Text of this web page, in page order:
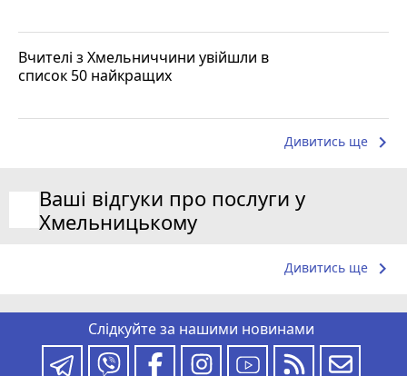
Вчителі з Хмельниччини увійшли в
список 50 найкращих
Дивитись ще keyboard_arrow_right
Ваші відгуки про послуги у
Хмельницькому
Дивитись ще keyboard_arrow_right
Слідкуйте за нашими новинами